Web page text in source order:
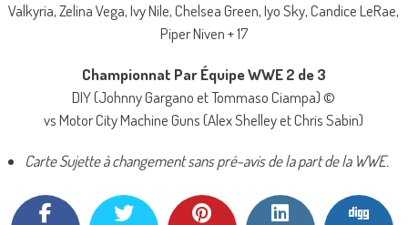
Valkyria, Zelina Vega, Ivy Nile, Chelsea Green, Iyo Sky, Candice LeRae,
Piper Niven + 17
Championnat Par Équipe WWE 2 de 3
DIY (Johnny Gargano et Tommaso Ciampa) ©
vs Motor City Machine Guns (Alex Shelley et Chris Sabin)
Carte Sujette à changement sans pré-avis de la part de la WWE.